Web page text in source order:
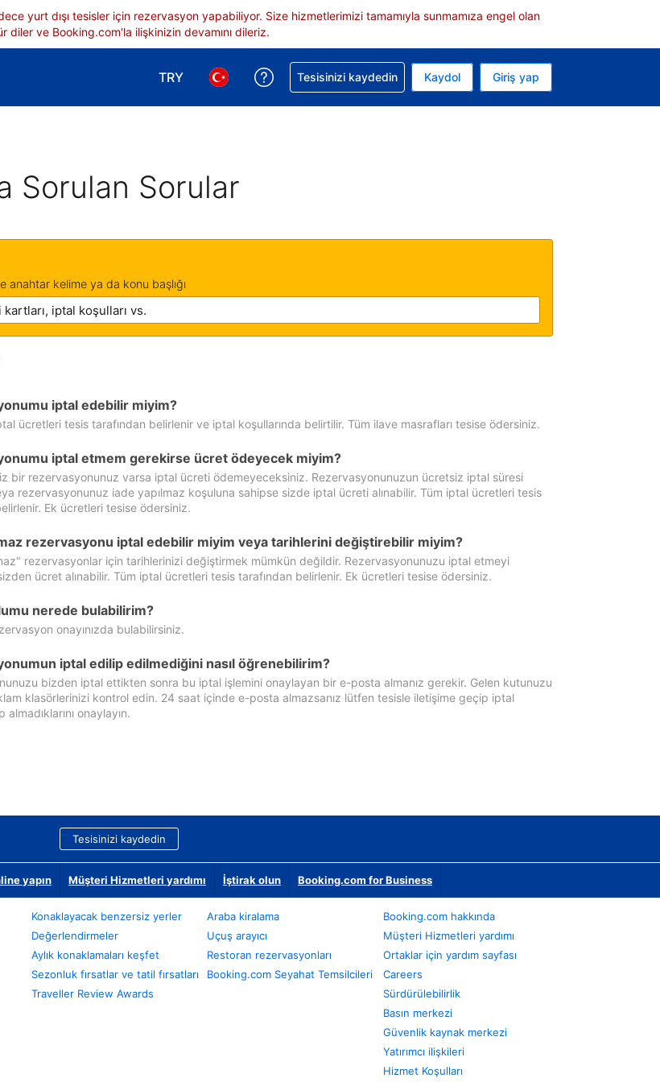
yurt dışı tesisler için rezervasyon yapabiliyor. Size hizmetlerimizi tamamıyla sunmamıza engel olan
diler ve Booking.com'la ilişkinizin devamını dileriz.
TRY
Para birimi seçimi yap. Mevcut para biriminiz Türk lirası
Dil seçimi yap. Mevcut diliniz Türkçe
Rezervasyonunuzla ilgili yardım alın
Tesisinizi kaydedin Kaydol Giriş yap
Sorulan Sorular
anahtar kelime ya da konu başlığı
iptal edebilir miyim?
ücretleri tesis tarafından belirlenir ve iptal koşullarında belirtilir. Tüm ilave masrafları tesise ödersiniz.
iptal etmem gerekirse ücret ödeyecek miyim?
bir rezervasyonunuz varsa iptal ücreti ödemeyeceksiniz. Rezervasyonunuzun ücretsiz iptal süresi
rezervasyonunuz iade yapılmaz koşuluna sahipse sizde iptal ücreti alınabilir. Tüm iptal ücretleri tesis
Ek ücretleri tesise ödersiniz.
rezervasyonu iptal edebilir miyim veya tarihlerini değiştirebilir miyim?
rezervasyonlar için tarihlerinizi değiştirmek mümkün değildir. Rezervasyonunuzu iptal etmeyi
ücret alınabilir. Tüm iptal ücretleri tesis tarafından belirlenir. Ek ücretleri tesise ödersiniz.
nerede bulabilirim?
onayınızda bulabilirsiniz.
iptal edilip edilmediğini nasıl öğrenebilirim?
bizden iptal ettikten sonra bu iptal işlemini onaylayan bir e-posta almanız gerekir. Gelen kutunuzu
klasörlerinizi kontrol edin. 24 saat içinde e-posta almazsanız lütfen tesisle iletişime geçip iptal
almadıklarını onaylayın.
Tesisinizi kaydedin
yapın Müşteri Hizmetleri yardımı İştirak olun Booking.com for Business
Konaklayacak benzersiz yerler
Değerlendirmeler
Aylık konaklamaları keşfet
Sezonluk fırsatlar ve tatil fırsatları
Traveller Review Awards
Araba kiralama
Uçuş arayıcı
Restoran rezervasyonları
Booking.com Seyahat Temsilcileri
Booking.com hakkında
Müşteri Hizmetleri yardımı
Ortaklar için yardım sayfası
Careers
Sürdürülebilirlik
Basın merkezi
Güvenlik kaynak merkezi
Yatırımcı ilişkileri
Hizmet Koşulları